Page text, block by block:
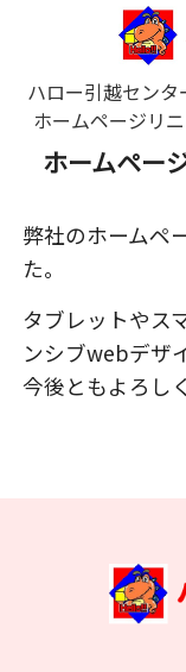
ハロー引越センタ
ホームページリ
ホームペー
弊社のホームペ
た。
タブレットやス
ンシブwebデザ
今後ともよろし